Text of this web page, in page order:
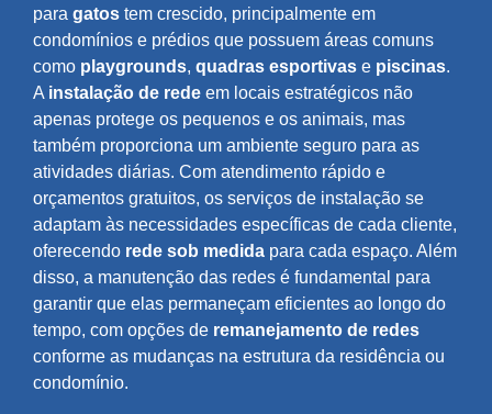
para gatos tem crescido, principalmente em
condomínios e prédios que possuem áreas comuns
como playgrounds, quadras esportivas e piscinas.
A instalação de rede em locais estratégicos não
apenas protege os pequenos e os animais, mas
também proporciona um ambiente seguro para as
atividades diárias. Com atendimento rápido e
orçamentos gratuitos, os serviços de instalação se
adaptam às necessidades específicas de cada cliente,
oferecendo rede sob medida para cada espaço. Além
disso, a manutenção das redes é fundamental para
garantir que elas permaneçam eficientes ao longo do
tempo, com opções de remanejamento de redes
conforme as mudanças na estrutura da residência ou
condomínio.